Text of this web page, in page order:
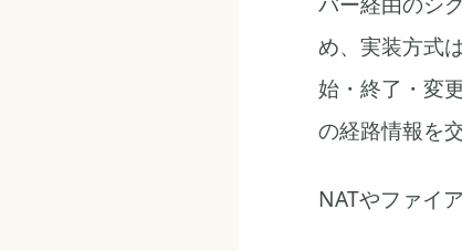
め、実装方式
始・終了・変
の経路情報を
NATやファイ